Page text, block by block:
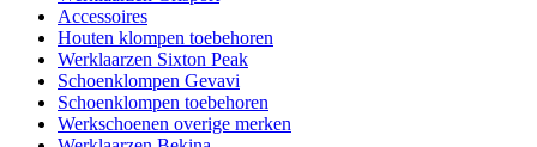
Accessoires
Houten klompen toebehoren
Werklaarzen Sixton Peak
Schoenklompen Gevavi
Schoenklompen toebehoren
Werkschoenen overige merken